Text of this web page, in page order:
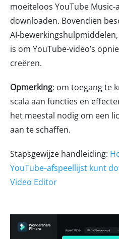
moeiteloos YouTube Music-
downloaden. Bovendien
AI-
is om YouTube-video’s
creëren.
Opmerking: om toegang te
scala aan functies en
het meestal nodig om een
aan te schaffen.
Stapsgewijze handleiding:
YouTube‑afspeellijst kunt
Video Editor